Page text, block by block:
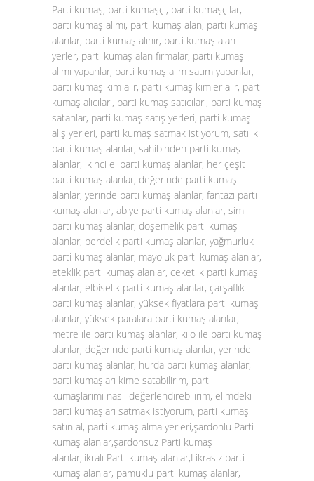
Parti kumaş, parti kumaşçı, parti kumaşçılar,
parti kumaş alımı, parti kumaş alan, parti kumaş
alanlar, parti kumaş alınır, parti kumaş alan
yerler, parti kumaş alan firmalar, parti kumaş
alımı yapanlar, parti kumaş alım satım yapanlar,
parti kumaş kim alır, parti kumaş kimler alır, parti
kumaş alıcıları, parti kumaş satıcıları, parti kumaş
satanlar, parti kumaş satış yerleri, parti kumaş
alış yerleri, parti kumaş satmak istiyorum, satılık
parti kumaş alanlar, sahibinden parti kumaş
alanlar, ikinci el parti kumaş alanlar, her çeşit
parti kumaş alanlar, değerinde parti kumaş
alanlar, yerinde parti kumaş alanlar, fantazi parti
kumaş alanlar, abiye parti kumaş alanlar, simli
parti kumaş alanlar, döşemelik parti kumaş
alanlar, perdelik parti kumaş alanlar, yağmurluk
parti kumaş alanlar, mayoluk parti kumaş alanlar,
eteklik parti kumaş alanlar, ceketlik parti kumaş
alanlar, elbiselik parti kumaş alanlar, çarşaflık
parti kumaş alanlar, yüksek fiyatlara parti kumaş
alanlar, yüksek paralara parti kumaş alanlar,
metre ile parti kumaş alanlar, kilo ile parti kumaş
alanlar, değerinde parti kumaş alanlar, yerinde
parti kumaş alanlar, hurda parti kumaş alanlar,
parti kumaşları kime satabilirim, parti
kumaşlarımı nasıl değerlendirebilirim, elimdeki
parti kumaşları satmak istiyorum, parti kumaş
satın al, parti kumaş alma yerleri,şardonlu Parti
kumaş alanlar,şardonsuz Parti kumaş
alanlar,likralı Parti kumaş alanlar,Likrasız parti
kumaş alanlar, pamuklu parti kumaş alanlar,